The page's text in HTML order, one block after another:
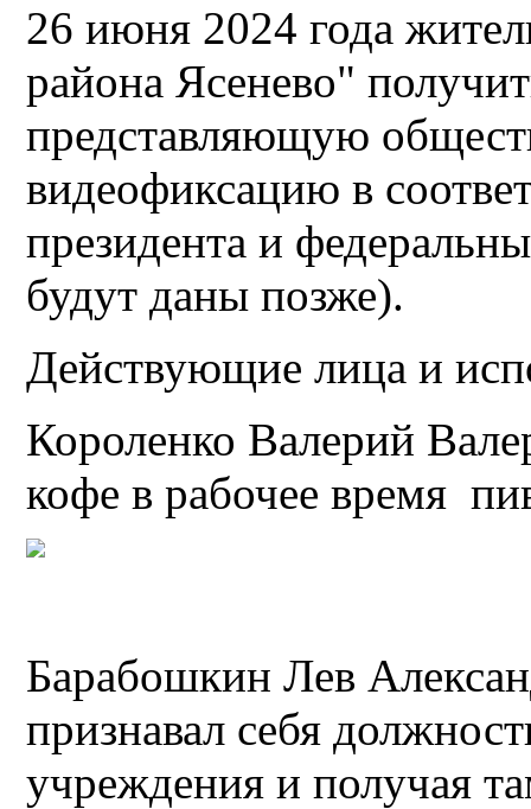
26 июня 2024 года
района Ясенево"
представляющую
видеофиксацию в
президента и
будут даны позже).
Действующие лица и
Короленко Валерий
кофе в рабочее время
Барабошкин Лев
признавал себя
учреждения и получая